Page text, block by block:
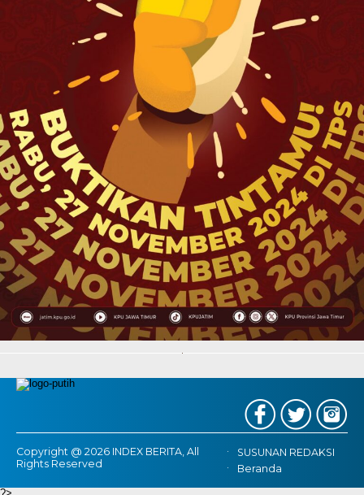
Copyright @ 2026 INDEX BERITA, All
Rights Reserved
SUSUNAN REDAKSI
Beranda